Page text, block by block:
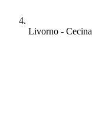
Livorno - Cecina